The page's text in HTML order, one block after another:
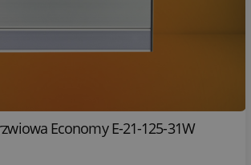
Economy E-21-125-31W